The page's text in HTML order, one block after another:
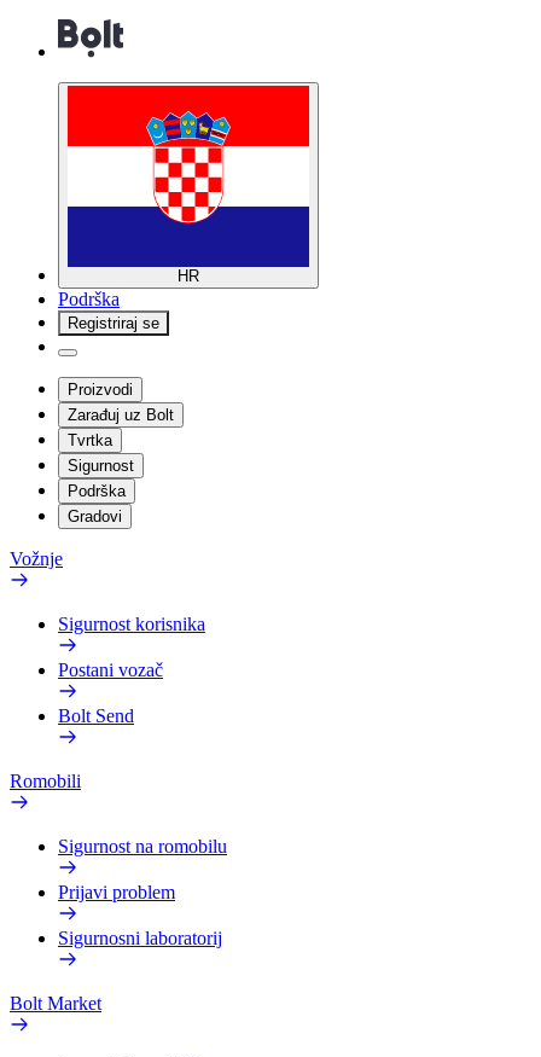
HR
Podrška
Registriraj se
Proizvodi
Zarađuj uz Bolt
Tvrtka
Sigurnost
Podrška
Gradovi
Vožnje
Sigurnost korisnika
Postani vozač
Bolt Send
Romobili
Sigurnost na romobilu
Prijavi problem
Sigurnosni laboratorij
Bolt Market